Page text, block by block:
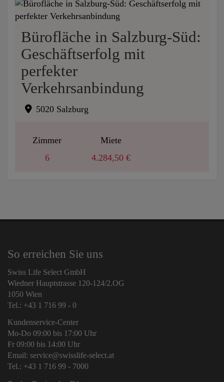
Bürofläche in Salzburg-Süd:
Geschäftserfolg mit
perfekter
Verkehrsanbindung
5020 Salzburg
Zimmer
6
Miete
4.284,50 €
So erreichen Sie uns
Swiss Life Select GmbH
Wiedner Hauptstrasse 120-124/2.OG
1050 Wien
Tel.: +43 1 716 99 - 0
Kundenservice-Center
Mo-Do 09:00 bis 17:00 Uhr
Fr 09:00 bis 14:00 Uhr
Email: service@swisslife-select.at
Tel.: +43 1 716 99 - 7000